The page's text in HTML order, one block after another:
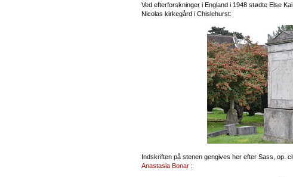
Ved efterforskninger i England i 1948 stødte Else
Nicolas kirkegård i Chislehurst:
Indskriften på stenen gengives her efter Sass, op.
Anastasia Bonar :